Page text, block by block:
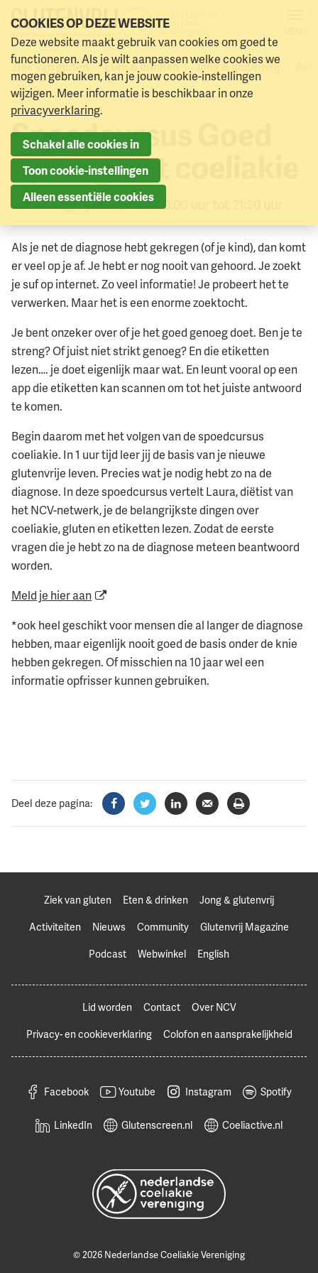
Naar menu Naar hoofdinhoud
Ziek van gluten Eten & drinken Jong & glutenvrij
Alle activiteiten
Spoedcursus Goed
op weg met coeliakie
donderdag 9 juli 2026 van 20:00 uur tot 21:30 uur
Als je net de diagnose hebt gekregen (of je kind), dan komt
er veel op je af. Je hebt er nog nooit van gehoord. Je zoekt
je suf op internet. Zo veel informatie! Je probeert het te
verwerken. Maar het is een enorme zoektocht.
Je bent onzeker over of je het goed genoeg doet. Ben je te
streng? Of juist niet strikt genoeg? En die etiketten
lezen…. je doet eigenlijk maar wat. En leunt vooral op een
app die etiketten kan scannen om tot het juiste antwoord
te komen.
Begin daarom met het volgen van de spoedcursus
coeliakie. In 1 uur tijd leer jij de basis van je nieuwe
glutenvrije leven. Precies wat je nodig hebt zo na de
diagnose. In deze spoedcursus vertelt Laura, diëtist van
het NCV-netwerk, je de belangrijkste dingen over
coeliakie, gluten en etiketten lezen. Zodat de eerste
vragen die je hebt zo na de diagnose meteen beantwoord
worden.
Meld je hier aan
*ook heel geschikt voor mensen die al langer de diagnose
hebben, maar eigenlijk nooit goed de basis onder de knie
hebben gekregen. Of misschien na 10 jaar wel een
informatie opfrisser kunnen gebruiken.
Deel deze pagina:
Facebook
TwitterLinkedInVerzenden
Printen
Ziek van gluten Eten & drinken
Jong & glutenvrij
Activiteiten
Nieuws Community
Glutenvrij Magazine
Podcast
Webwinkel English
Lid worden Contact
Over NCV
Privacy- en cookieverklaring
Colofon en aansprakelijkheid
Facebook Youtube Instagram Spotify
LinkedIn Glutenscreen.nl Coeliactive.nl
© 2026 Nederlandse Coeliakie Vereniging
COOKIES OP DEZE WEBSITE
Deze website maakt gebruik van cookies om goed te
functioneren. Als je wilt aanpassen welke cookies we
mogen gebruiken, kan je jouw cookie-instellingen
wijzigen. Meer informatie is beschikbaar in onze
privacyverklaring.
Schakel alle cookies in
Toon cookie-instellingen
Alleen essentiële cookies